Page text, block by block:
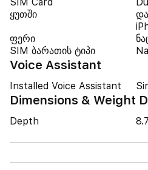
ყუთში
ფერი
SIM ბარათის ტიპი
Voice Assistant
Installed Voice Assistant
Dimensions & Weight
Depth